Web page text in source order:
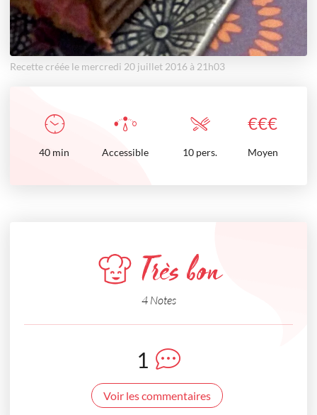
Recette créée le mercredi 20 juillet 2016 à 21h03
€€€
40 min Accessible 10 pers. Moyen
Très bon
4 Notes
1
Voir les commentaires